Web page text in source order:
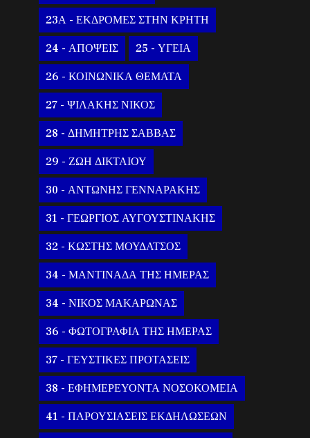
23Α - ΕΚΔΡΟΜΕΣ ΣΤΗΝ ΚΡΗΤΗ
24 - ΑΠΟΨΕΙΣ 25 - ΥΓΕΙΑ
26 - ΚΟΙΝΩΝΙΚΑ ΘΕΜΑΤΑ
27 - ΨΙΛΑΚΗΣ ΝΙΚΟΣ
28 - ΔΗΜΗΤΡΗΣ ΣΑΒΒΑΣ
29 - ΖΩΗ ΔΙΚΤΑΙΟΥ
30 - ΑΝΤΩΝΗΣ ΓΕΝΝΑΡΑΚΗΣ
31 - ΓΕΩΡΓΙΟΣ ΑΥΓΟΥΣΤΙΝΑΚΗΣ
32 - ΚΩΣΤΗΣ ΜΟΥΔΑΤΣΟΣ
34 - ΜΑΝΤΙΝΑΔΑ ΤΗΣ ΗΜΕΡΑΣ
34 - ΝΙΚΟΣ ΜΑΚΑΡΩΝΑΣ
36 - ΦΩΤΟΓΡΑΦΙΑ ΤΗΣ ΗΜΕΡΑΣ
37 - ΓΕΥΣΤΙΚΕΣ ΠΡΟΤΑΣΕΙΣ
38 - ΕΦΗΜΕΡΕΥΟΝΤΑ ΝΟΣΟΚΟΜΕΙΑ
41 - ΠΑΡΟΥΣΙΑΣΕΙΣ ΕΚΔΗΛΩΣΕΩΝ